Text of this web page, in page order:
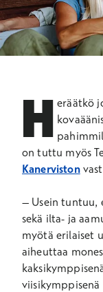
H eräätkö
on tuttu myös
Kanerviston
– Usein tuntuu,
sekä ilta- ja
myötä erilaiset
aiheuttaa